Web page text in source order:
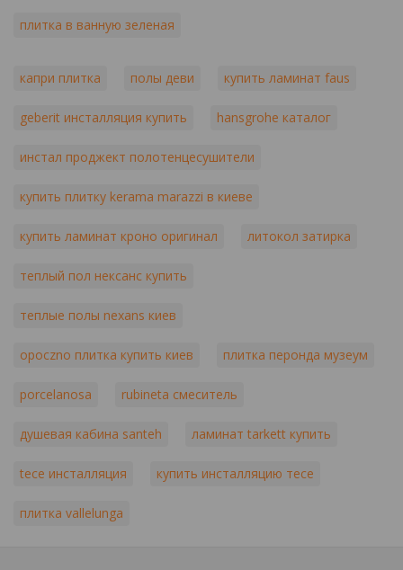
плитка в ванную зеленая
капри плитка полы деви купить ламинат faus
geberit инсталляция купить hansgrohe каталог
инстал проджект полотенцесушители
купить плитку kerama marazzi в киеве
купить ламинат кроно оригинал литокол затирка
теплый пол нексанс купить
теплые полы nexans киев
opoczno плитка купить киев плитка перонда музеум
porcelanosa rubineta смеситель
душевая кабина santeh ламинат tarkett купить
tece инсталляция купить инсталляцию тесе
плитка vallelunga